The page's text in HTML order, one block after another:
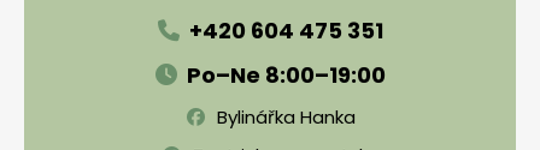
+420 604 475 351
Po–Ne 8:00–19:00
Bylinářka Hanka